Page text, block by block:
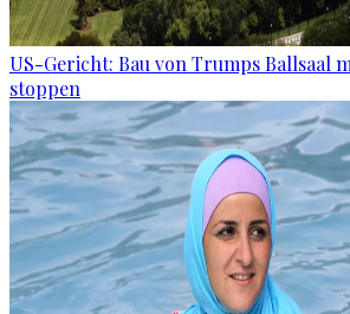
US-Gericht: Bau von Trumps Ballsaal
stoppen